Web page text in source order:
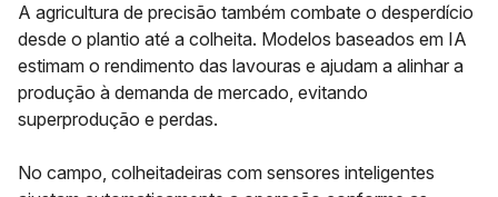
A agricultura de precisão também combate o desperdício
desde o plantio até a colheita. Modelos baseados em IA
estimam o rendimento das lavouras e ajudam a alinhar a
produção à demanda de mercado, evitando
superprodução e perdas.
No campo, colheitadeiras com sensores inteligentes